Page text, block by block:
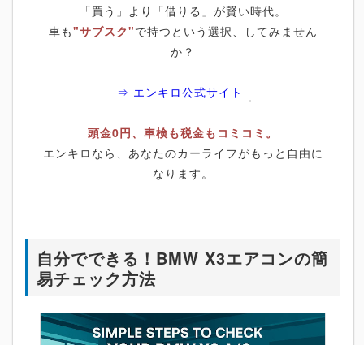
「買う」より「借りる」が賢い時代。
車も"サブスク"で持つという選択、してみません
か？
⇒ エンキロ公式サイト
頭金0円、車検も税金もコミコミ。
エンキロなら、あなたのカーライフがもっと自由に
なります。
自分でできる！BMW X3エアコンの簡
易チェック方法